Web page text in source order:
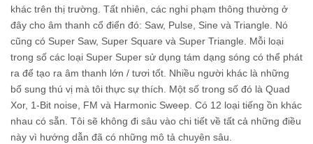
khác trên thị trường. Tất nhiên, các nghi phạm thông thường ở
đây cho âm thanh cổ điển đó: Saw, Pulse, Sine và Triangle. Nó
cũng có Super Saw, Super Square và Super Triangle. Mỗi loại
trong số các loại Super Super sử dụng tám dạng sóng có thể phát
ra để tạo ra âm thanh lớn / tươi tốt. Nhiều người khác là những
bổ sung thú vị mà tôi thực sự thích. Một số trong số đó là Quad
Xor, 1-Bit noise, FM và Harmonic Sweep. Có 12 loại tiếng ồn khác
nhau có sẵn. Tôi sẽ không đi sâu vào chi tiết về tất cả những điều
này vì hướng dẫn đã có những mô tả chuyên sâu.